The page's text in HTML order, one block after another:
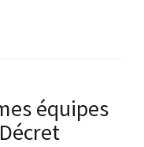
équipes